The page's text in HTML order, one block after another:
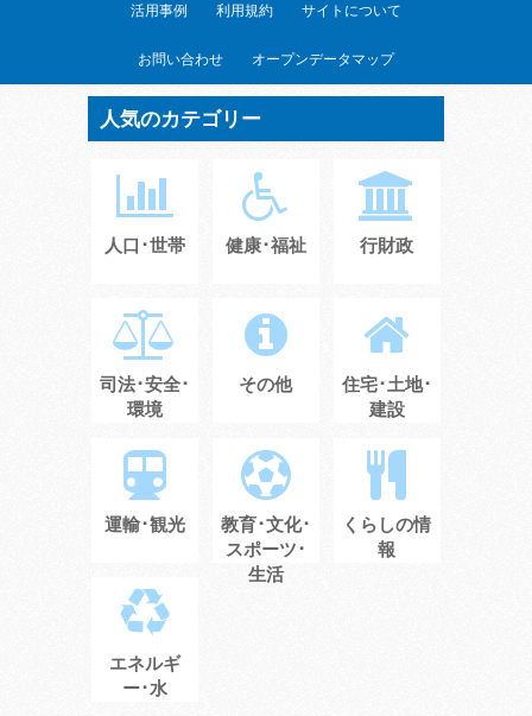
活用事例 利用規約 サイトについて
お問い合わせ オープンデータマップ
人気のカテゴリー
人口･世帯 健康･福祉 行財政
司法･安全･
環境
その他
住宅･土地･
建設
運輸･観光
教育･文化･
スポーツ･
生活
くらしの情
報
エネルギ
ー･水